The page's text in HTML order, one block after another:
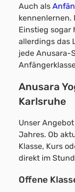
Auch als
kennenlernen.
Einstieg sogar
allerdings das
jede Anusara-
Anusara
Karlsruhe
Unser
Jahres. Ob
Klasse, Kurs
direkt im
Offene